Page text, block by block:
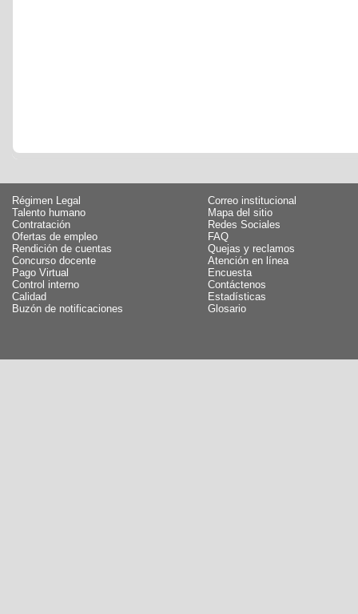
Régimen Legal
Talento humano
Contratación
Ofertas de empleo
Rendición de cuentas
Concurso docente
Pago Virtual
Control interno
Calidad
Buzón de notificaciones
Correo institucional
Mapa del sitio
Redes Sociales
FAQ
Quejas y reclamos
Atención en línea
Encuesta
Contáctenos
Estadísticas
Glosario